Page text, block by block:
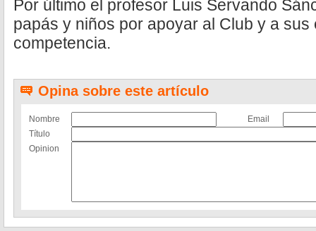
Por último el profesor Luis Servando
papás y niños por apoyar al Club y a
competencia.
Opina sobre este artículo
Nombre
Email
Título
Opinion